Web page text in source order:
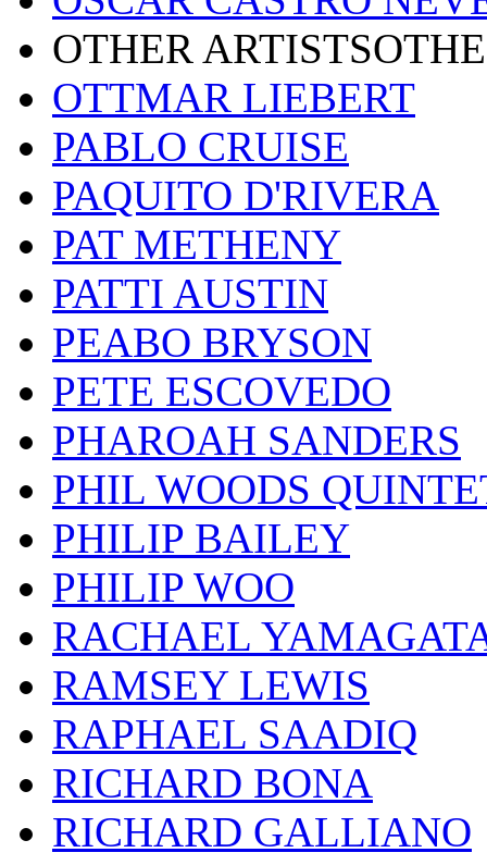
OTHER
OTTMAR LIEBERT
PABLO CRUISE
PAQUITO D'RIVERA
PAT METHENY
PATTI AUSTIN
PEABO BRYSON
PETE ESCOVEDO
PHAROAH SANDERS
PHIL WOODS
PHILIP BAILEY
PHILIP WOO
RACHAEL
RAMSEY LEWIS
RAPHAEL SAADIQ
RICHARD BONA
RICHARD GALLIANO